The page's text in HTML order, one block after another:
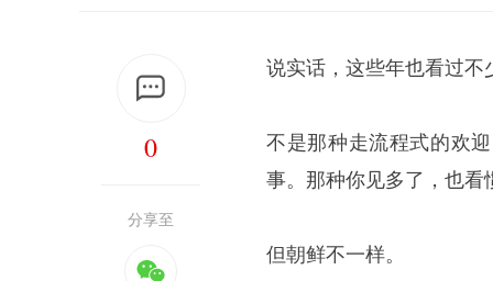
0
分享至
说实话，这些年也看过不
不是那种走流程式的欢
事。那种你见多了，也看
但朝鲜不一样。